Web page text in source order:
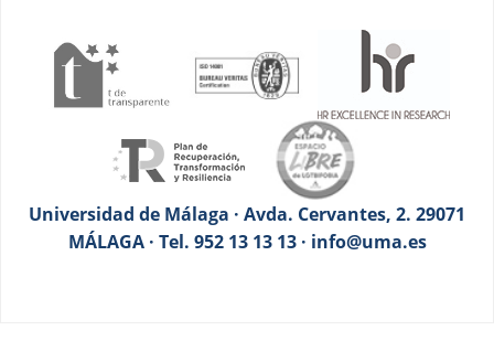
Universidad de Málaga · Avda. Cervantes, 2. 29071
MÁLAGA · Tel. 952 13 13 13 · info@uma.es